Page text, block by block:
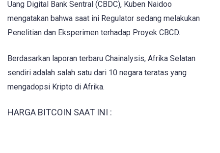
Uang Digital Bank Sentral (CBDC), Kuben Naidoo
mengatakan bahwa saat ini Regulator sedang melakukan
Penelitian dan Eksperimen terhadap Proyek CBCD.
Berdasarkan laporan terbaru Chainalysis, Afrika Selatan
sendiri adalah salah satu dari 10 negara teratas yang
mengadopsi Kripto di Afrika.
HARGA BITCOIN SAAT INI :